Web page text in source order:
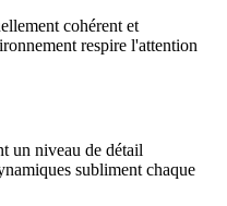
cohérent et
respire l'attention
un niveau de détail
subliment chaque